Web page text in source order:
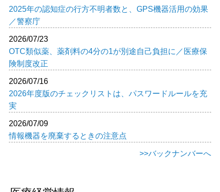
2025年の認知症の行方不明者数と、GPS機器活用の効果
／警察庁
2026/07/23
OTC類似薬、薬剤料の4分の1が別途自己負担に／医療保
険制度改正
2026/07/16
2026年度版のチェックリストは、パスワードルールを充
実
2026/07/09
情報機器を廃棄するときの注意点
>>バックナンバーへ